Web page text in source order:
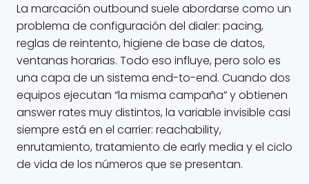
La marcación outbound suele abordarse como un
problema de configuración del dialer: pacing,
reglas de reintento, higiene de base de datos,
ventanas horarias. Todo eso influye, pero solo es
una capa de un sistema end-to-end. Cuando dos
equipos ejecutan “la misma campaña” y obtienen
answer rates muy distintos, la variable invisible casi
siempre está en el carrier: reachability,
enrutamiento, tratamiento de early media y el ciclo
de vida de los números que se presentan.